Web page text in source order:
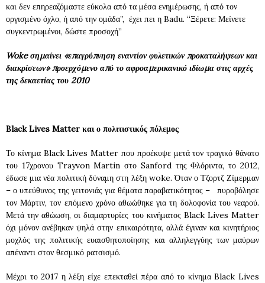
και δεν επηρεαζόμαστε εύκολα από τα μέσα ενημέρωσης, ή από τον
οργισμένο όχλο, ή από την ομάδα”, έχει πει η Badu. “Ξέρετε: Μείνετε
συγκεντρωμένοι, δώστε προσοχή”
Woke σημαίνει «επαγρύπνηση εναντίον φυλετικών προκαταλήψεων και
διακρίσεων» προερχόμενο από το αφροαμερικανικό ιδίωμα στις αρχές
της δεκαετίας του 2010
Black Lives Matter και ο πολιτιστικός πόλεμος
Το κίνημα Black Lives Matter που προέκυψε μετά τον τραγικό θάνατο
του 17χρονου Trayvon Martin στο Sanford της Φλόριντα, το 2012,
έδωσε μια νέα πολιτική δύναμη στη λέξη woke. Όταν ο Τζορτζ Ζίμερμαν
– ο υπεύθυνος της γειτονιάς για θέματα παραβατικότητας – πυροβόλησε
τον Μάρτιν, τον επόμενο χρόνο αθωώθηκε για τη δολοφονία του νεαρού.
Μετά την αθώωση, οι διαμαρτυρίες του κινήματος Black Lives Matter
όχι μόνον ανέβηκαν ψηλά στην επικαιρότητα, αλλά έγιναν και κινητήριος
μοχλός της πολιτικής ευαισθητοποίησης και αλληλεγγύης των μαύρων
απέναντι στον θεσμικό ρατσισμό.
Μέχρι το 2017 η λέξη είχε επεκταθεί πέρα από το κίνημα Black Lives